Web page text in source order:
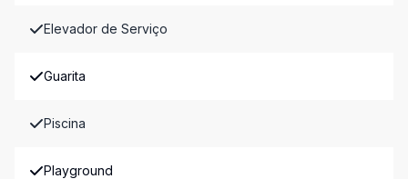
Elevador de Serviço
Guarita
Piscina
Playground